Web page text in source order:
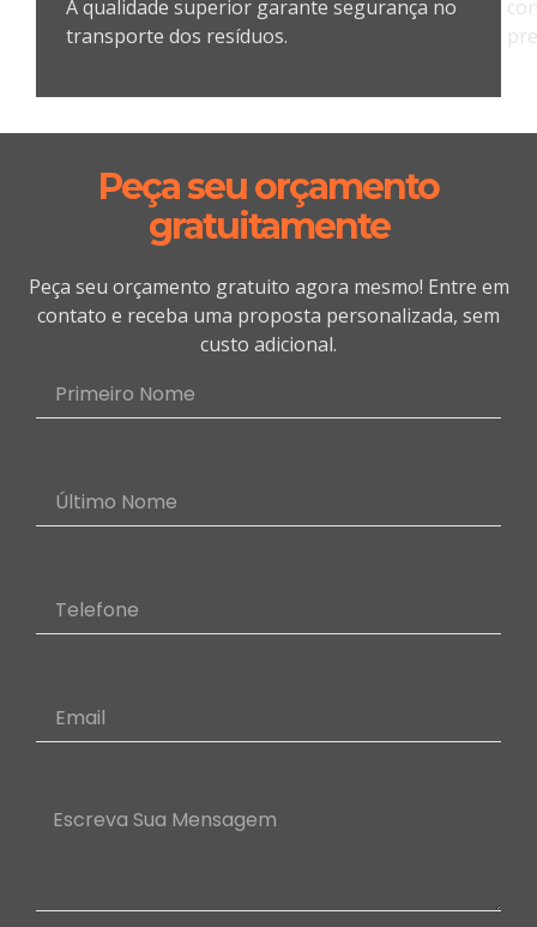
A qualidade superior garante segurança no
transporte dos resíduos.
Peça seu orçamento
gratuitamente
Peça seu orçamento gratuito agora mesmo! Entre em
contato e receba uma proposta personalizada, sem
custo adicional.